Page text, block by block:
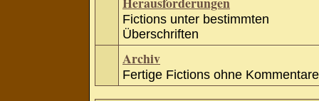
Fictions unter bestimmten
Überschriften
Archiv
Fertige Fictions ohne Kommentare